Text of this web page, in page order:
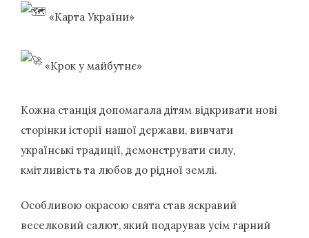
«Карта України»
«Крок у майбутнє»
Кожна станція допомагала дітям відкривати нові
сторінки історії нашої держави, вивчати
українські традиції, демонструвати силу,
кмітливість та любов до рідної землі.
Особливою окрасою свята став яскравий
веселковий салют, який подарував усім гарний